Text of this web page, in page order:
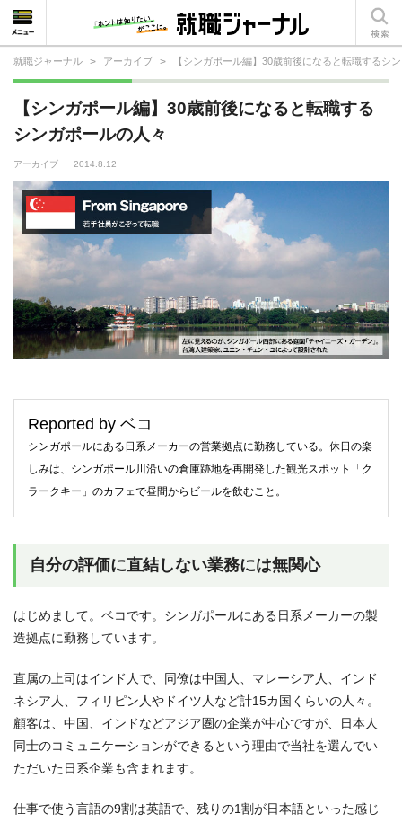
就職ジャーナル > アーカイブ > 【シンガポール編】30歳前後になると転職するシ
【シンガポール編】30歳前後になると転職する
シンガポールの人々
アーカイブ 2014.8.12
Reported by ベコ
シンガポールにある日系メーカーの営業拠点に勤務している。休日の楽
しみは、シンガポール川沿いの倉庫跡地を再開発した観光スポット「ク
ラークキー」のカフェで昼間からビールを飲むこと。
自分の評価に直結しない業務には無関心
はじめまして。ベコです。シンガポールにある日系メーカーの製
造拠点に勤務しています。
直属の上司はインド人で、同僚は中国人、マレーシア人、インド
ネシア人、フィリピン人やドイツ人など計15カ国くらいの人々。
顧客は、中国、インドなどアジア圏の企業が中心ですが、日本人
同士のコミュニケーションができるという理由で当社を選んでい
ただいた日系企業も含まれます。
仕事で使う言語の9割は英語で、残りの1割が日本語といった感じ
就活相談
就活ノウハウ
仕事の選び方・ヒント
仕事とは？
就活コラム